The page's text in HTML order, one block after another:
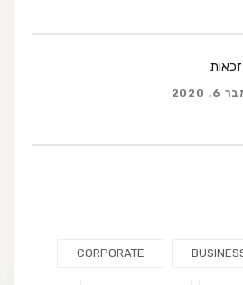
2020
CORPORATE